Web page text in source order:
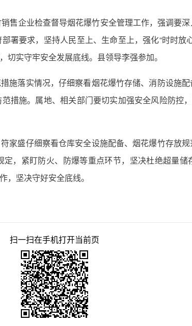
售企业检查督导烟花爆竹安全管理工作，强调要
署要求，坚持人民至上、生命至上，强化“时时放
实守牢安全发展底线。县领导李强参加。
施落实情况，仔细察看烟花爆竹存储、消防设施
施。属地、相关部门要切实加强安全风险防控，
家盛仔细察看仓库安全设施配备、烟花爆竹存放
，紧盯防火、防爆等重点环节，坚决杜绝超量
，坚决守好安全底线。
扫一扫在手机打开当前页